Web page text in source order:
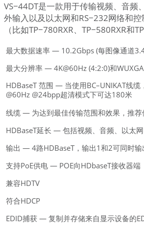
VS−44DT是一款用于传输视频、音
外输入以及以太网和RS−232网络和
（比如TP−780RXR、TP−580RXR和
最大数据速率 — 10.2Gbps (每图像通道
最大分辨率 — 4K@60Hz (4:2:0)和WUXGA
HDBaseT 范围 — 当使用BC–UNIKAT线
@60Hz @24bpp超清模式下可达180米
线缆 — 为达到最佳传输范围和效果，推荐
HDBaseT延长 — 包括视频、音频、以太
输出 — 4路HDBaseT，输出1和2可同时输
支持PoE供电 — POE向HDbaseT接收器端
兼容HDTV
符合HDCP
EDID捕获 — 复制并存储来自显示设备的